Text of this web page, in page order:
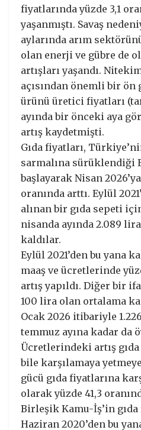
fiyatlarında yüzde 3,1
yaşanmıştı. Savaş
aylarında arım
olan enerji ve gübre de
artışları yaşandı.
açısından önemli bir ön
ürünü üretici fiyatları
ayında bir önceki aya
artış kaydetmişti.
Gıda fiyatları,
sarmalına sürüklendiği
başlayarak Nisan
oranında arttı. Eylül
alınan bir gıda sepeti
nisanda ayında 2.089
kaldılar.
Eylül 2021’den bu yana
maaş ve ücretlerinde
artış yapıldı. Diğer bir
100 lira olan ortalama
Ocak 2026 itibariyle
temmuz ayına kadar da
Ücretlerindeki artış
bile karşılamaya
gücü gıda fiyatlarına
olarak yüzde 41,3
Birleşik Kamu-İş’in
Haziran 2020’den bu